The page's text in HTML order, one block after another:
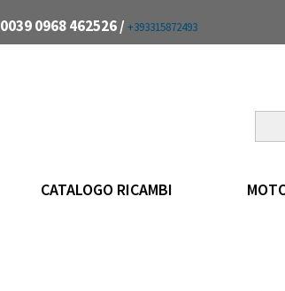
0039 0968 462526 / +393315872493
CATALOGO RICAMBI